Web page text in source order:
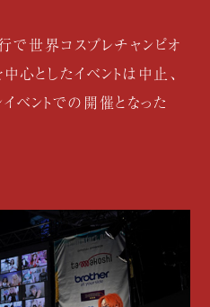
世界コスプレチャンピオ
心としたイベントは中止、
ベントでの開催となった